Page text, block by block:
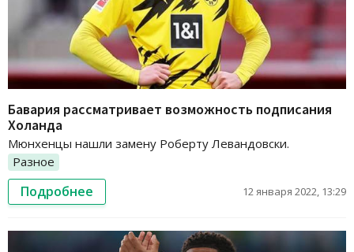
Бавария рассматривает возможность подписания
Холанда
Мюнхенцы нашли замену Роберту Левандовски.
Разное
Подробнее 12 января 2022, 13:29